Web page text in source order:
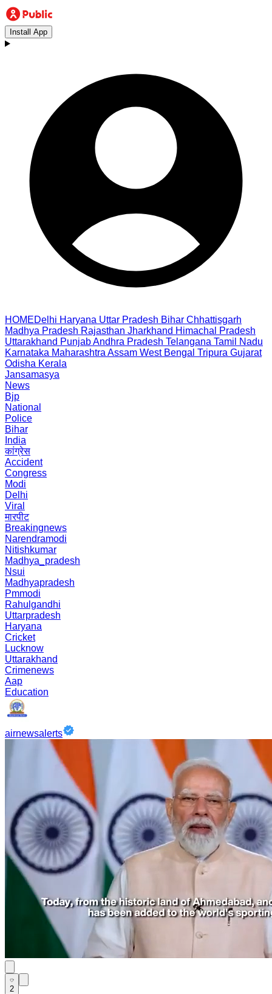
Install App
HOMEDelhi Haryana Uttar Pradesh Bihar Chhattisgarh
Madhya Pradesh Rajasthan Jharkhand Himachal Pradesh
Uttarakhand PunjabAndhra Pradesh Telangana Tamil Nadu
Karnataka Maharashtra Assam West Bengal Tripura Gujarat
Odisha Kerala
Jansamasya
News
Bjp
National
Police
Bihar
India
कांग्रेस
Accident
Congress
Modi
Delhi
Viral
मारपीट
Breakingnews
Narendramodi
Nitishkumar
Madhya_pradesh
Nsui
Madhyapradesh
Pmmodi
Rahulgandhi
Uttarpradesh
Haryana
Cricket
Lucknow
Uttarakhand
Crimenews
Aap
Education
airnewsalerts
2